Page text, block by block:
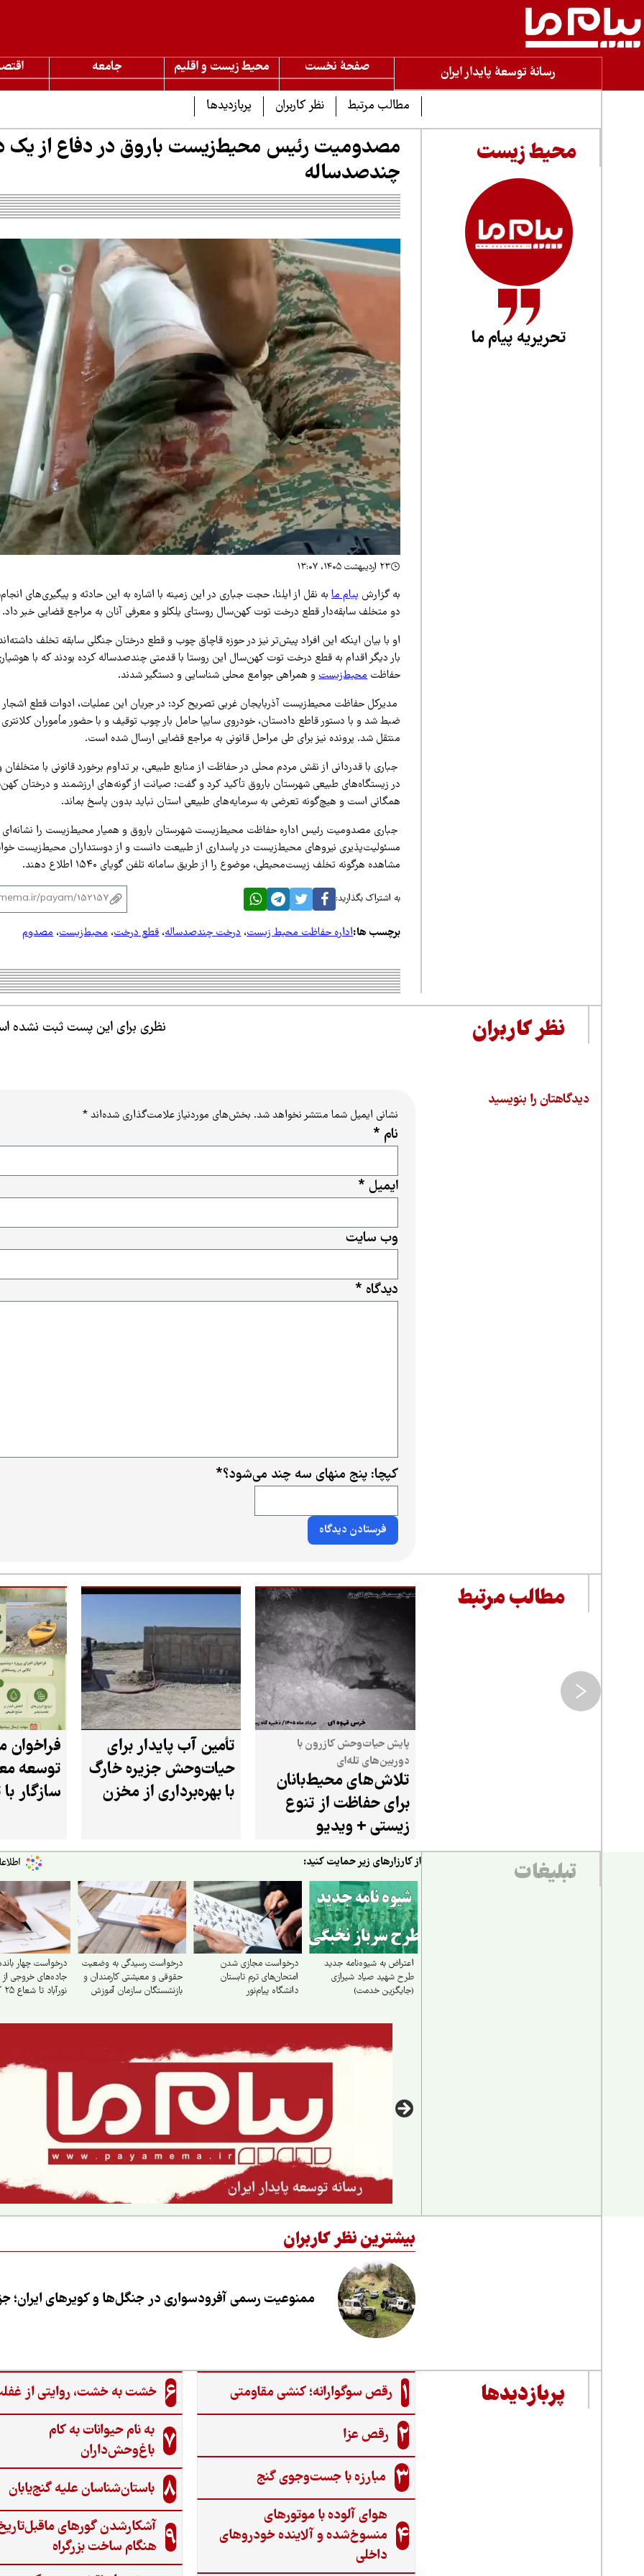
رسانۀ توسعۀ پایدار ایران صفحۀ نخست محیط زیست و اقلیم جامعه
مطالب مرتبط نظر کاربران پربازدیدها
محیط زیست
تحریریه پیام ما
مصدومیت رئیس محیط‌زیست باروق در دفاع از
چندصدساله
۲۳ اردیبهشت ۱۴۰۵، ۱۳:۰۷
به گزارشپیام مابه نقل از ایلنا، حجت جباری در این زمینه با اشاره به این حادثه و پیگیری‌های
دو متخلف سابقه‌دار قطع درخت توت کهن‌سال روستای یلکلو و معرفی آنان به مراجع قضایی خبر داد.
او با بیان اینکه این افراد پیش‌تر نیز در حوزه قاچاق چوب و قطع درختان جنگلی سابقه تخلف
بار دیگر اقدام به قطع درخت توت کهن‌سال این روستا با قدمتی چندصدساله کرده بودند که با
حفاظتمحیط‌زیستو همراهی جوامع محلی شناسایی و دستگیر شدند.
مدیرکل حفاظت محیط‌زیست آذربایجان غربی تصریح کرد: در جریان این عملیات، ادوات قطع
منتقل شد. پرونده نیز برای طی مراحل قانونی به مراجع قضایی ارسال شده است.
جباری با قدردانی از نقش مردم محلی در حفاظت از منابع طبیعی، بر تداوم برخورد قانونی با
در زیستگاه‌های طبیعی شهرستان باروق تأکید کرد و گفت: صیانت از گونه‌های ارزشمند و درختان
همگانی است و هیچ‌گونه تعرضی به سرمایه‌های طبیعی استان نباید بدون پاسخ بماند.
جباری مصدومیت رئیس اداره حفاظت محیط‌زیست شهرستان باروق و همیار محیط‌زیست را نشانه‌ای
مسئولیت‌پذیری نیروهای محیط‌زیست در پاسداری از طبیعت دانست و از دوستداران محیط‌زیست
مشاهده هرگونه تخلف زیست‌محیطی، موضوع را از طریق سامانه تلفن گویای ۱۵۴۰ اطلاع دهند.
به اشتراک بگذارید:
برچسب ها:اداره حفاظت محیط زیست،درخت چندصدساله،قطع درخت،محیط‌زیست،مصدوم
نظر کاربران نظری برای این پست ثبت نشده
دیدگاهتان را بنویسید
نشانی ایمیل شما منتشر نخواهد شد. بخش‌های موردنیاز علامت‌گذاری شده‌اند*
دیدگاه *
نام *
ایمیل *
وب‌ سایت
کپچا: پنج منهای سه چند می‌شود؟*
مطالب مرتبط
پایش حیات‌وحش کازرون با
دوربین‌های تله‌ای
تلاش‌های محیط‌بانان
برای حفاظت از تنوع
زیستی + ویدیو
تأمین آب پایدار برای
حیات‌وحش جزیره خارگ
با بهره‌برداری از مخزن
فراخوان
توسعه
سازگار
تبلیغات از کارزارهای زیر حمایت کنید:
اعتراض به شیوه‌نامه جدید
طرح شهید صیاد شیرازی
(جایگزین خدمت)
درخواست مجازی شدن
امتحان‌های ترم تابستان
دانشگاه پیام‌نور
درخواست رسیدگی به وضعیت
حقوقی و معیشتی کارمندان و
بازنشستگان سازمان آموزش
درخواست چهار
جاده‌های خروجی
نورآباد تا شعاع ۲۵ کیلومتری
بیشترین نظر کاربران
ممنوعیت رسمی آفرودسواری در جنگل‌ها و کویرهای ایران؛
پربازدیدها 1 رقص سوگوارانه؛ کنشی مقاومتی
2 رقص عزا
3 مبارزه با جست‌وجوی گنج‌
4
هوای آلوده با موتورهای
منسوخ‌شده و آلاینده خودروهای
داخلی
6 خشت به خشت، روایتی از
7 به نام حیوانات به کام
باغ‌وحش‌داران
8 باستان‌شناسان علیه گنج‌یابان
9 آشکارشدن گورهای
هنگام ساخت بزرگراه